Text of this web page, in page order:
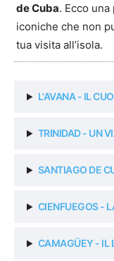
de Cuba. Ecco
iconiche che non
tua visita all’isola.
L'AVANA - IL
TRINIDAD - UN
SANTIAGO DE
CIENFUEGOS -
CAMAGÜEY - IL